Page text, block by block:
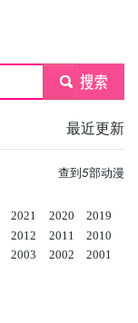
submit
最近更新
查到 5部动漫
2021 2020
2019
2012 2011
2010
2003 2002
2001